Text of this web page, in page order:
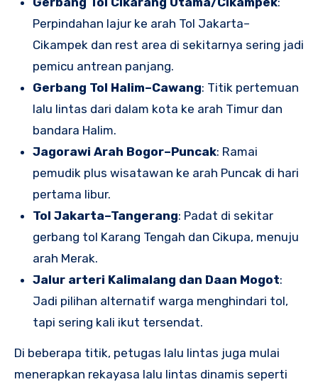
Perpindahan lajur ke arah Tol Jakarta–
Cikampek dan rest area di sekitarnya sering jadi
pemicu antrean panjang.
Gerbang Tol Halim–Cawang: Titik pertemuan
lalu lintas dari dalam kota ke arah Timur dan
bandara Halim.
Jagorawi Arah Bogor–Puncak: Ramai
pemudik plus wisatawan ke arah Puncak di hari
pertama libur.
Tol Jakarta–Tangerang: Padat di sekitar
gerbang tol Karang Tengah dan Cikupa, menuju
arah Merak.
Jalur arteri Kalimalang dan Daan Mogot:
Jadi pilihan alternatif warga menghindari tol,
tapi sering kali ikut tersendat.
Di beberapa titik, petugas lalu lintas juga mulai
menerapkan rekayasa lalu lintas dinamis seperti